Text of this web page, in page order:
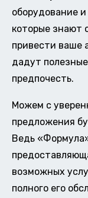
оборудование
которые знают
привести ваше
дадут
предпочесть.
Можем с
предложения
Ведь
возможных
полного его